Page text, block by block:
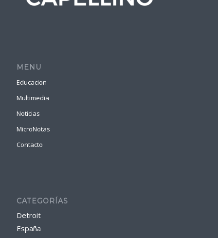
MENU
Educacion
Multimedia
Noticias
MicroNotas
Contacto
CATEGORÍAS
Detroit
España